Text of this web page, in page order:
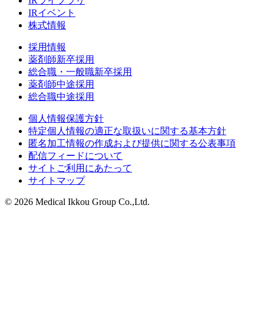
IRイベント
株式情報
採用情報
薬剤師新卒採用
総合職・一般職新卒採用
薬剤師中途採用
総合職中途採用
個人情報保護方針
特定個人情報の適正な取扱いに関する基本方針
匿名加工情報の作成および提供に関する公表事項
配信フィードについて
サイトご利用にあたって
サイトマップ
© 2026 Medical Ikkou Group Co.,Ltd.